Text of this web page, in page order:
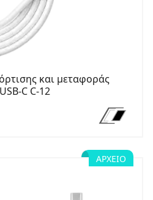
και μεταφοράς
C C-12
ΑΡΧΕΊΟ